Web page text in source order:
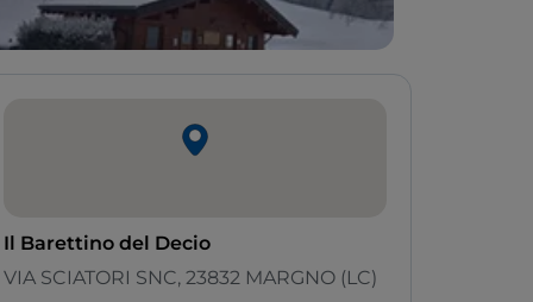
Il Barettino del Decio
VIA SCIATORI SNC, 23832 MARGNO (LC)